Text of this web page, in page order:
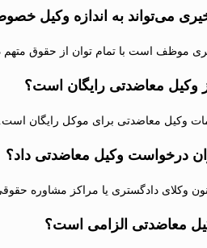
می‌تواند به اندازه وکیل
موظف است با تمام توان از حقوق متهم
از وکیل معاضدتی رایگان است؟
وکیل معاضدتی برای موکل رایگان
درخواست وکیل معاضدتی داد؟
وکلای دادگستری یا مراکز مشاوره
معاضدتی الزامی است؟